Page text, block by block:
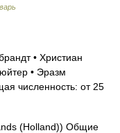
• Христиан
• Эразм
численность: от 25
(Holland)) Общие